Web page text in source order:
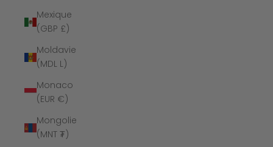
Mexique
(GBP £)
Moldavie
(MDL L)
Monaco
(EUR €)
Mongolie
(MNT ₮)